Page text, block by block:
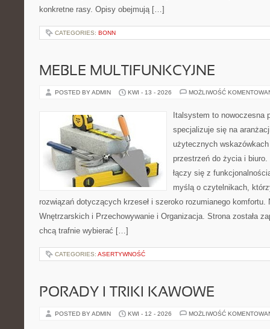
konkretne rasy. Opisy obejmują […]
CATEGORIES: BONN
MEBLE MULTIFUNKCYJNE
POSTED BY ADMIN KWI - 13 - 2026 MOŻLIWOŚĆ
Italsystem to nowoczesna
specjalizuje się na
użytecznych
przestrzeń do życia i
łączy się z
myślą o czytelnikach,
rozwiązań dotyczących krzeseł i szeroko rozumianego
Wnętrzarskich i Przechowywanie i Organizacja. Strona została
chcą trafnie wybierać […]
CATEGORIES: ASERTYWNOŚĆ
PORADY I TRIKI KAWOWE
POSTED BY ADMIN KWI - 12 - 2026 MOŻLIWOŚĆ